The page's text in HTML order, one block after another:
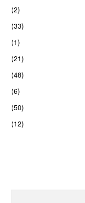
(2)
(33)
(1)
(21)
(48)
(6)
(50)
(12)